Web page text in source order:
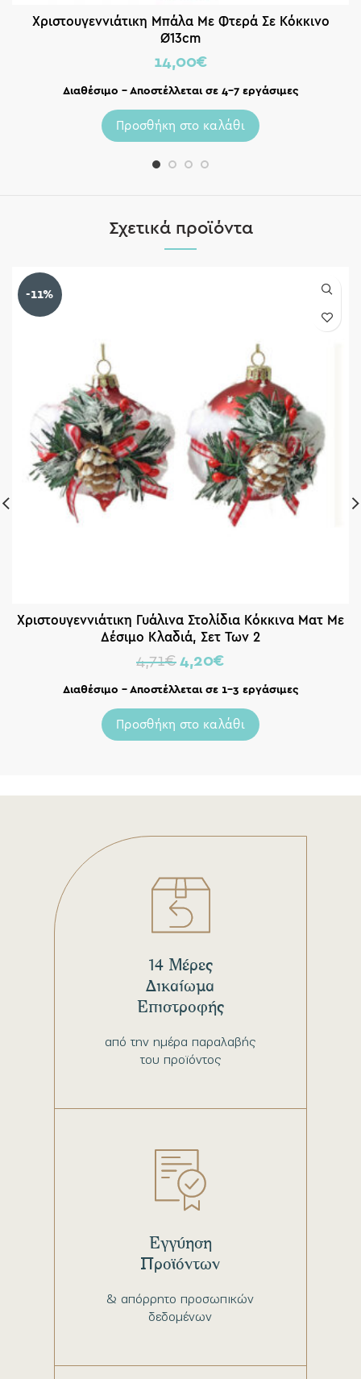
Χριστουγεννιάτικη Μπάλα Με Φτερά Σε Κόκκινο
Ø13cm
14,00€
Διαθέσιμο – Αποστέλλεται σε 4-7 εργάσιμες
Προσθήκη στο καλάθι
Σχετικά προϊόντα
-11%
Χριστουγεννιάτικη Γυάλινα Στολίδια Κόκκινα Ματ Με
Δέσιμο Κλαδιά, Σετ Των 2
4,71€ 4,20€
Διαθέσιμο – Αποστέλλεται σε 1-3 εργάσιμες
Προσθήκη στο καλάθι
από την ημέρα παραλαβής
του προϊόντος
14 Μέρες
Δικαίωμα
Επιστροφής
& απόρρητο προσωπικών
δεδομένων
Εγγύηση
Προϊόντων